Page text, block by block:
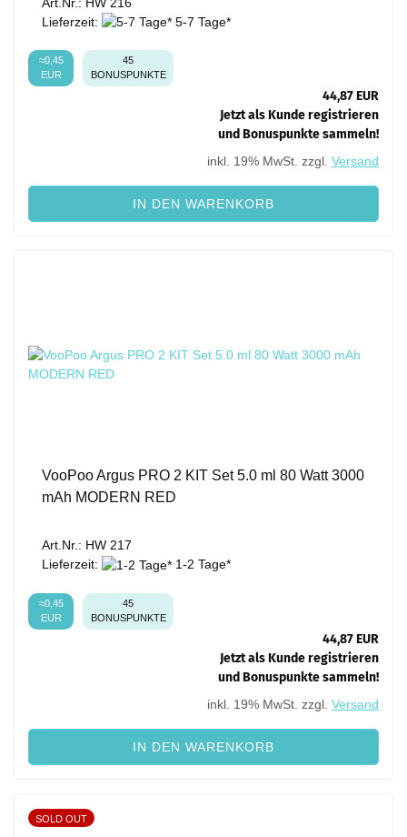
Lieferzeit:
5-7 Tage*
45
BONUSPUNKTE
≈0,45
EUR
44,87 EUR
Jetzt als Kunde registrieren
und Bonuspunkte sammeln!
inkl. 19% MwSt. zzgl. Versand
IN DEN WARENKORB
VooPoo Argus PRO 2 KIT Set 5.0 ml 80 Watt 3000
mAh MODERN RED
Art.Nr.: HW 217
Lieferzeit:
1-2 Tage*
45
BONUSPUNKTE
≈0,45
EUR
44,87 EUR
Jetzt als Kunde registrieren
und Bonuspunkte sammeln!
inkl. 19% MwSt. zzgl. Versand
IN DEN WARENKORB
SOLD OUT